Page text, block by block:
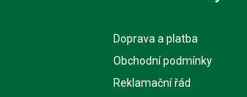
Doprava a platba
Obchodní podmínky
Reklamační řád